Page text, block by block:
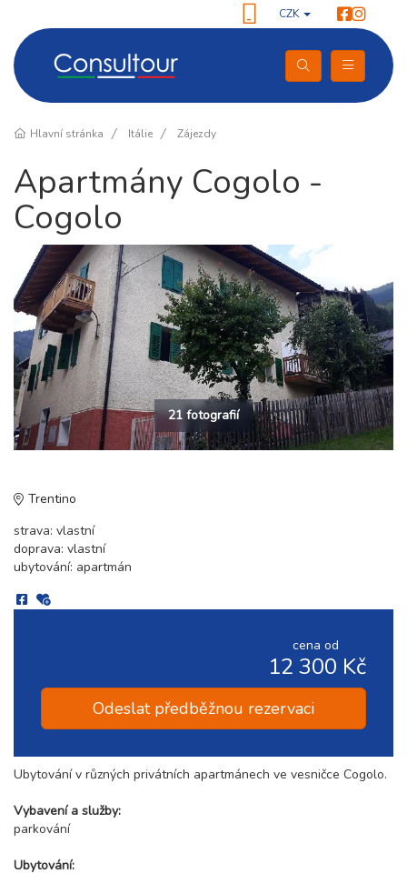
CZK
Hlavní stránka Itálie Zájezdy
Apartmány Cogolo -
Cogolo
21 fotografií
Trentino
strava: vlastní
doprava: vlastní
ubytování: apartmán
cena od
12 300 Kč
Odeslat předběžnou rezervaci
Ubytování v různých privátních apartmánech ve vesničce Cogolo.
Vybavení a služby:
parkování
Ubytování: